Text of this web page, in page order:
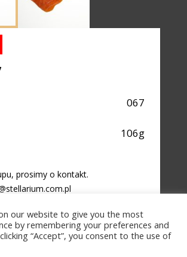
067
106g
prosimy o kontakt.
our website to give you the most
by remembering your preferences and
“Accept”, you consent to the use of